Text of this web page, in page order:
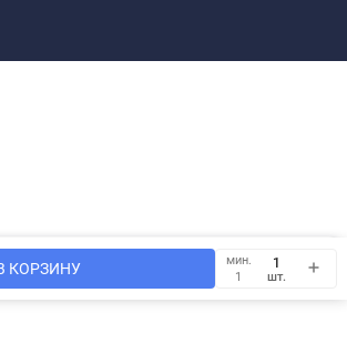
КОРЗИНУ
мин.
1
шт.
cookie, чтобы сайт был лучше для
OK